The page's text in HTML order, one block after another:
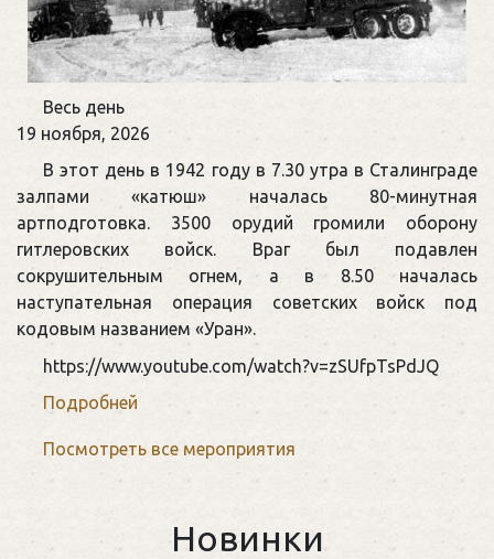
День
ракетных
артиллерии
Весь день
19 ноября, 2026
В этот день в 1942 году в 7.30 утра в Сталинграде
залпами «катюш» началась 80-минутная
артподготовка. 3500 орудий громили оборону
гитлеровских войск. Враг был подавлен
сокрушительным огнем, а в 8.50 началась
наступательная операция советских войск под
кодовым названием «Уран».
https://www.youtube.com/watch?v=zSUfpTsPdJQ
Подробней
Посмотреть все мероприятия
Новинки